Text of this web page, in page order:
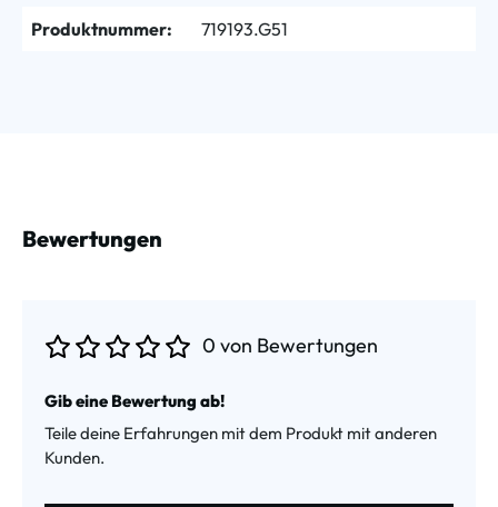
Produktnummer: 719193.G51
Bewertungen
0 von Bewertungen
Gib eine Bewertung ab!
Teile deine Erfahrungen mit dem Produkt mit anderen
Kunden.